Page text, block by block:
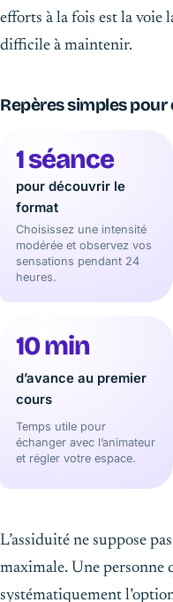
efforts à la fois est la voie
difficile à maintenir.
Repères simples
1 séance
pour découvrir le
format
Choisissez une intensité
modérée et observez vos
sensations pendant 24
heures.
10 min
d’avance au premier
cours
Temps utile pour
échanger avec l’animateur
et régler votre espace.
L’assiduité ne suppose
maximale. Une personne
systématiquement